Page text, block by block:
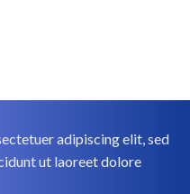
adipiscing elit, sed
ut laoreet dolore